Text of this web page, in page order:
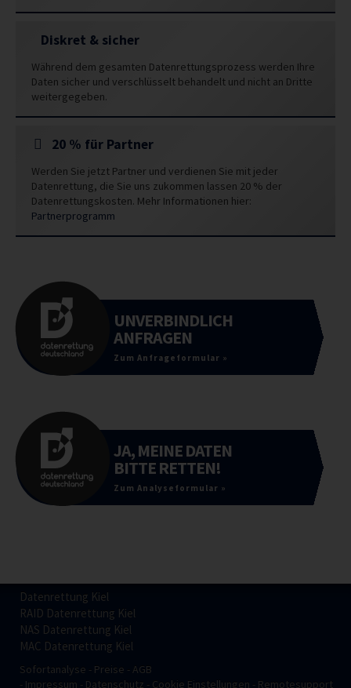
Diskret & sicher
Während dem gesamten Datenrettungsprozess werden Ihre
Daten sicher und verschlüsselt behandelt und nicht an Dritte
weitergegeben.
20 % für Partner
Werden Sie jetzt Partner und verdienen Sie mit jeder
Datenrettung, die Sie uns zukommen lassen 20 % der
Datenrettungskosten. Mehr Informationen hier:
Partnerprogramm
UNVERBINDLICH
ANFRAGEN
Zum Anfrageformular »
JA, MEINE DATEN
BITTE RETTEN!
Zum Analyseformular »
Datenrettung Kiel
RAID Datenrettung Kiel
NAS Datenrettung Kiel
MAC Datenrettung Kiel
Sofortanalyse Preise
AGB
Impressum
Datenschutz Cookie Einstellungen Remotesupport